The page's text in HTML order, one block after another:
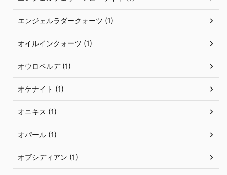
エンジェルラダークォーツ (1)
オイルインクォーツ (1)
オウロベルデ (1)
オケナイト (1)
オニキス (1)
オパール (1)
オブシディアン (1)